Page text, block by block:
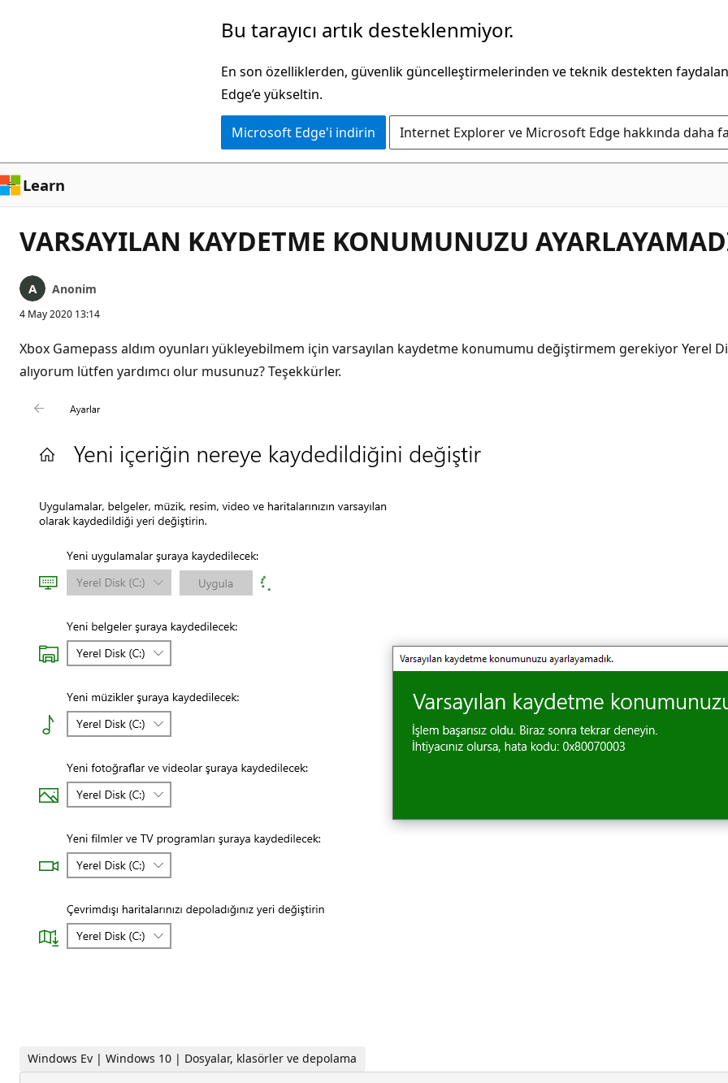
Bu tarayıcı artık desteklenmiyor.
En son özelliklerden, güvenlik güncelleştirmelerinden ve teknik destekten
Edge’e yükseltin.
Microsoft Edge'i indirin Internet Explorer ve Microsoft Edge hakkında daha
Learn
VARSAYILAN KAYDETME KONUMUNUZU
Anonim
4 May 2020 13:14
Xbox Gamepass aldım oyunları yükleyebilmem için varsayılan kaydetme konumumu değiştirmem gerekiyor Yerel
alıyorum lütfen yardımcı olur musunuz? Teşekkürler.
Windows Ev | Windows 10 | Dosyalar, klasörler ve depolama